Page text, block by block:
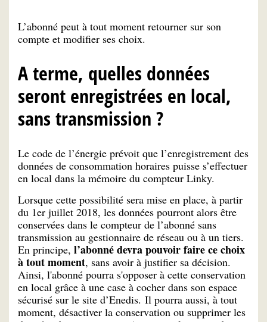
L’abonné peut à tout moment retourner sur son
compte et modifier ses choix.
A terme, quelles données
seront enregistrées en local,
sans transmission ?
Le code de l’énergie prévoit que l’enregistrement des
données de consommation horaires puisse s’effectuer
en local dans la mémoire du compteur Linky.
Lorsque cette possibilité sera mise en place, à partir
du 1er juillet 2018, les données pourront alors être
conservées dans le compteur de l’abonné sans
transmission au gestionnaire de réseau ou à un tiers.
En principe, l’abonné devra pouvoir faire ce choix
à tout moment, sans avoir à justifier sa décision.
Ainsi, l'abonné pourra s'opposer à cette conservation
en local grâce à une case à cocher dans son espace
sécurisé sur le site d’Enedis. Il pourra aussi, à tout
moment, désactiver la conservation ou supprimer les